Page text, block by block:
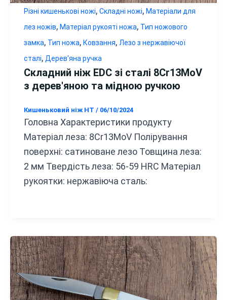
Різні кишенькові ножі, Складні ножі, Матеріали для
лез ножів, Матеріал рукояті ножа, Тип ножового
замка, Тип ножа, Ковзання, Лезо з нержавіючої
сталі, Дерев'яна ручка
Складний ніж EDC зі сталі 8Cr13MoV
з дерев'яною та мідною ручкою
Кишеньковий ніж HT / 06/10/2024
Головна Характеристики продукту
Матеріал леза: 8Cr13MoV Полірування
поверхні: сатиноване лезо Товщина леза:
2 мм Твердість леза: 56-59 HRC Матеріал
рукоятки: нержавіюча сталь: